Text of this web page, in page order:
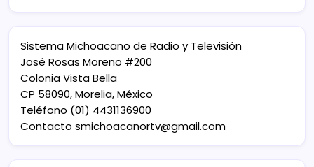
Sistema Michoacano de Radio y Televisión
José Rosas Moreno #200
Colonia Vista Bella
CP 58090, Morelia, México
Teléfono (01) 4431136900
Contacto smichoacanortv@gmail.com